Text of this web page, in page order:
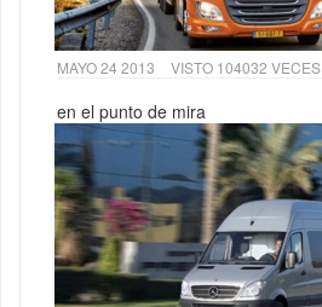
MAYO 24 2013 VISTO 104032 VECES
en el punto de mira